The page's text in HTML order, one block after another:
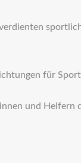
für
und Helfern